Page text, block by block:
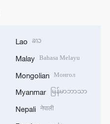
Lao ລາວ
Malay Bahasa Melayu
Mongolian Монгол
Myanmar မြန်မာဘာသာ
Nepali नेपाली